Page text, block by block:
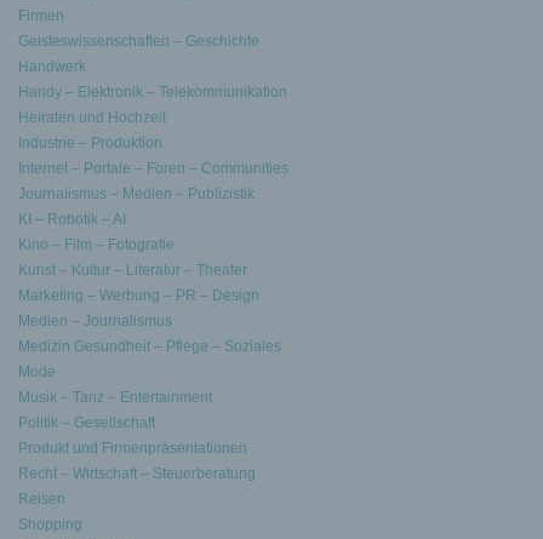
Firmen
Geisteswissenschaften – Geschichte
Handwerk
Handy – Elektronik – Telekommunikation
Heiraten und Hochzeit
Industrie – Produktion
Internet – Portale – Foren – Communities
Journalismus – Medien – Publizistik
KI – Robotik – AI
Kino – Film – Fotografie
Kunst – Kultur – Literatur – Theater
Marketing – Werbung – PR – Design
Medien – Journalismus
Medizin Gesundheit – Pflege – Soziales
Mode
Musik – Tanz – Entertainment
Politik – Gesellschaft
Produkt und Firmenpräsentationen
Recht – Wirtschaft – Steuerberatung
Reisen
Shopping